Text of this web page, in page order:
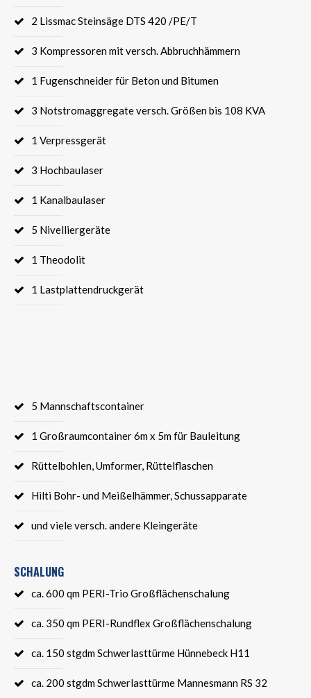
2 Lissmac Steinsäge DTS 420 /PE/T
3 Kompressoren mit versch. Abbruchhämmern
1 Fugenschneider für Beton und Bitumen
3 Notstromaggregate versch. Größen bis 108 KVA
1 Verpressgerät
3 Hochbaulaser
1 Kanalbaulaser
5 Nivelliergeräte
1 Theodolit
1 Lastplattendruckgerät
5 Mannschaftscontainer
1 Großraumcontainer 6m x 5m für Bauleitung
Rüttelbohlen, Umformer, Rüttelflaschen
Hilti Bohr- und Meißelhämmer, Schussapparate
und viele versch. andere Kleingeräte
SCHALUNG
ca. 600 qm PERI-Trio Großflächenschalung
ca. 350 qm PERI-Rundflex Großflächenschalung
ca. 150 stgdm Schwerlasttürme Hünnebeck H11
ca. 200 stgdm Schwerlasttürme Mannesmann RS 32